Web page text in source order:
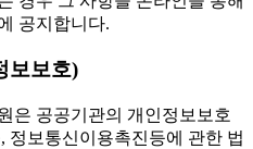
공지합니다.
보보호)
은 공공기관의 개인정보보호
정보통신이용촉진등에 관한 법